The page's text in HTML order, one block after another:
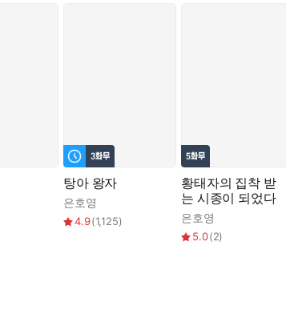
탕아 왕자
은호영
4.9(1,125)
황태자의 집착 받
는 시종이 되었다
은호영
5.0(2)